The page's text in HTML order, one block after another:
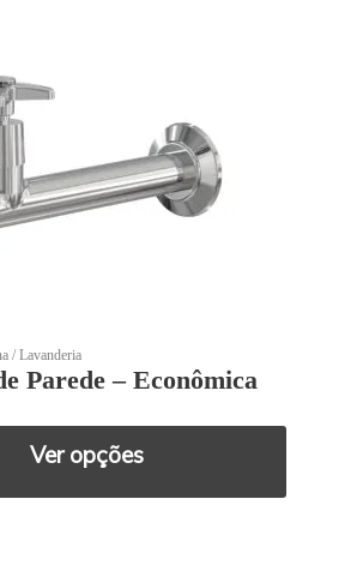
/ Lavanderia
Parede – Econômica
Ver opções